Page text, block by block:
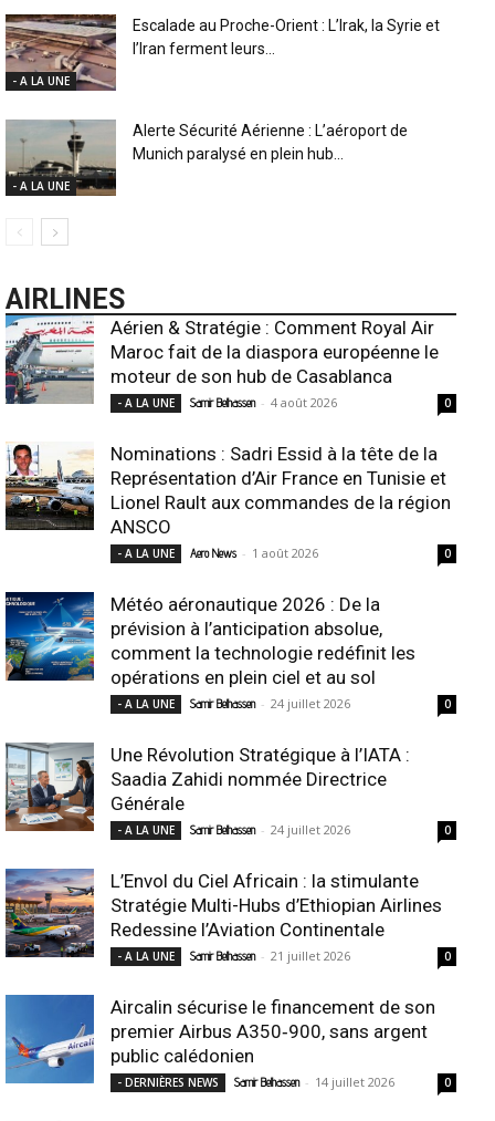
- A LA UNE
Escalade au Proche-Orient : L’Irak, la Syrie et
l’Iran ferment leurs...
- A LA UNE
Alerte Sécurité Aérienne : L’aéroport de
Munich paralysé en plein hub...
AIRLINES
Aérien & Stratégie : Comment Royal Air
Maroc fait de la diaspora européenne le
moteur de son hub de Casablanca
- A LA UNE Samir Belhassen - 4 août 2026 0
Nominations : Sadri Essid à la tête de la
Représentation d’Air France en Tunisie et
Lionel Rault aux commandes de la région
ANSCO
- A LA UNE Aero News - 1 août 2026 0
Météo aéronautique 2026 : De la
prévision à l’anticipation absolue,
comment la technologie redéfinit les
opérations en plein ciel et au sol
- A LA UNE Samir Belhassen - 24 juillet 2026 0
Une Révolution Stratégique à l’IATA :
Saadia Zahidi nommée Directrice
Générale
- A LA UNE Samir Belhassen - 24 juillet 2026 0
L’Envol du Ciel Africain : la stimulante
Stratégie Multi-Hubs d’Ethiopian Airlines
Redessine l’Aviation Continentale
- A LA UNE Samir Belhassen - 21 juillet 2026 0
Aircalin sécurise le financement de son
premier Airbus A350‑900, sans argent
public calédonien
- DERNIÈRES NEWS Samir Belhassen - 14 juillet 2026 0